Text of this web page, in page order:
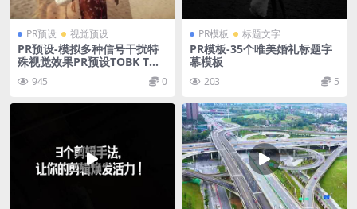
PR预设 视觉预设
PR预设-模拟多种信号干扰特
殊视觉效果PR预设TOBK TWI
TCH945 0
PR模板 标题文字
PR模板-35个唯美婚礼标题字
幕模板
203 5